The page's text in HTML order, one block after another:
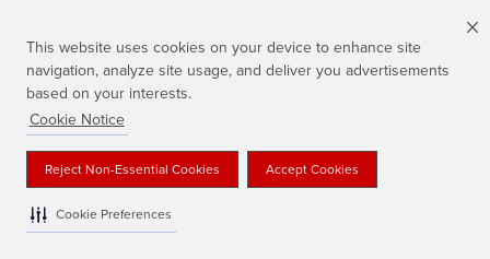
This website uses cookies on your device to enhance site
navigation, analyze site usage, and deliver you advertisements
based on your interests.
Cookie Notice
Reject Non-Essential Cookies Accept Cookies
Cookie Preferences